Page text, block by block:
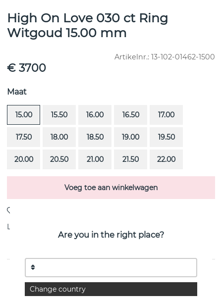
High On Love 030 ct Ring
Witgoud 15.00 mm
Artikelnr.: 13-102-01462-1500
€ 3700
Maat
15.00 15.50 16.00 16.50 17.00
17.50 18.00 18.50 19.00 19.50
20.00 20.50 21.00 21.50 22.00
Voeg toe aan winkelwagen
Levering:
PRODUCTOMSCHRIJVING
High On Love is een diamantring (0.30 ct) i 18k
Are you in the right place?
Change country